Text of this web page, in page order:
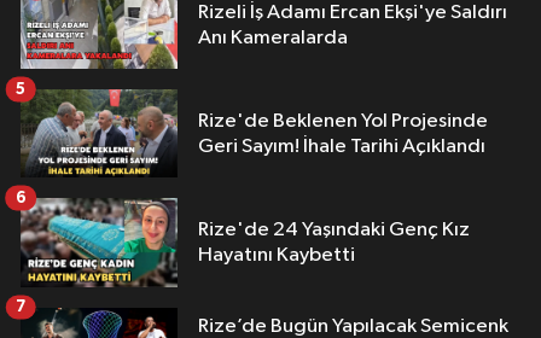
Rizeli İş Adamı Ercan Ekşi'ye Saldırı
Anı Kameralarda
Rize'de Beklenen Yol Projesinde
Geri Sayım! İhale Tarihi Açıklandı
5
Rize'de 24 Yaşındaki Genç Kız
Hayatını Kaybetti
6
Rize’de Bugün Yapılacak Semicenk
7